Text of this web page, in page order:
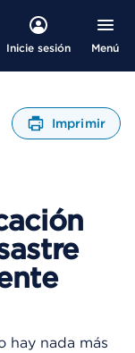
Inicie sesión Menú
Imprimir
A
u
n
C
o
hay nada más